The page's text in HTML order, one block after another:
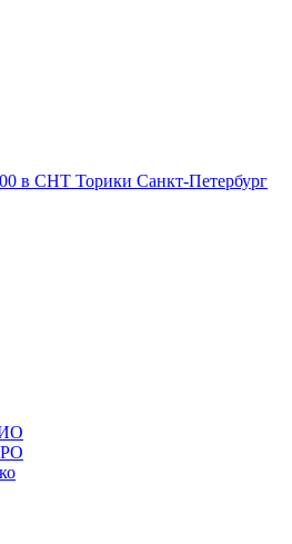
в СНТ Торики Санкт-Петербург